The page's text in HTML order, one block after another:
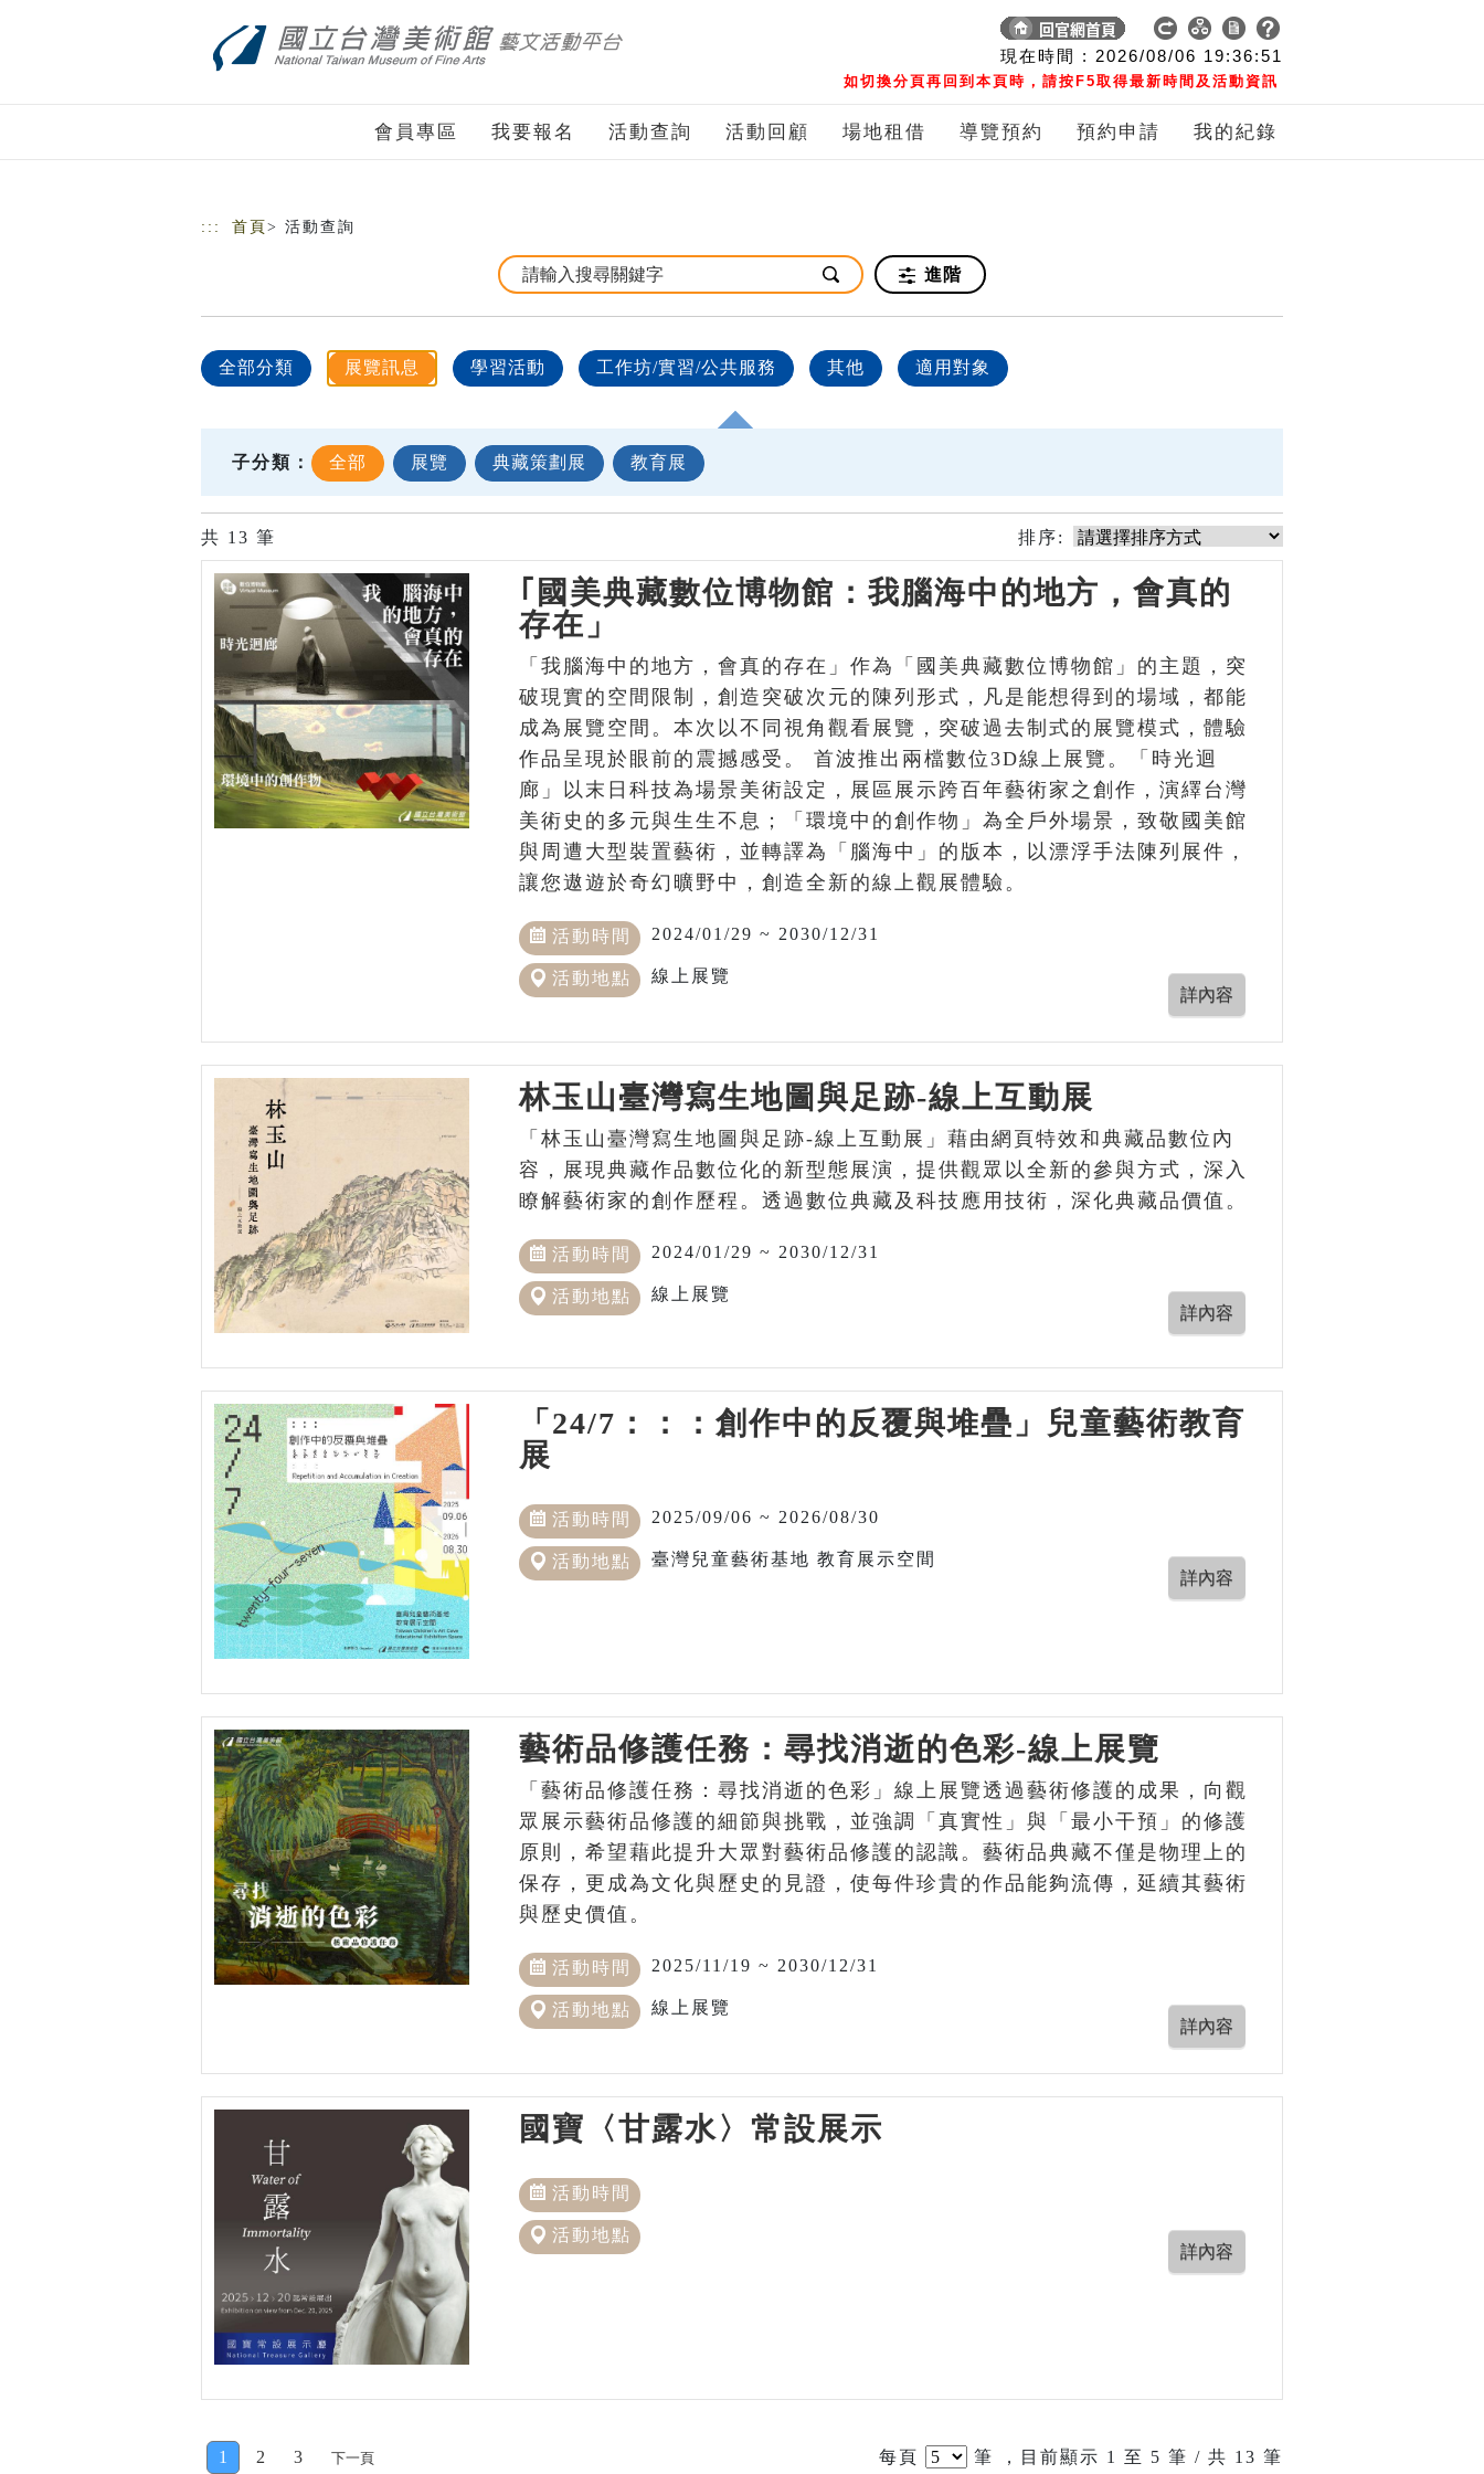
現在時間 : 2026/08/06 19:36:52
如切換分頁再回到本頁時，請按F5取得最新時間及活動資訊
會員專區 我要報名 活動查詢 活動回顧 場地租借 導覽預約 預約申請 我的紀錄
::: 首頁 > 活動查詢
進階
全部分類 展覽訊息 學習活動 工作坊/實習/公共服務 其他 適用對象
子分類： 全部 展覽 典藏策劃展 教育展
共 13 筆 排序:
｢國美典藏數位博物館：我腦海中的地方，會真的
存在」
「我腦海中的地方，會真的存在」作為「國美典藏數位博物館」的主題，突
破現實的空間限制，創造突破次元的陳列形式，凡是能想得到的場域，都能
成為展覽空間。本次以不同視角觀看展覽，突破過去制式的展覽模式，體驗
作品呈現於眼前的震撼感受。 首波推出兩檔數位3D線上展覽。「時光迴
廊」以末日科技為場景美術設定，展區展示跨百年藝術家之創作，演繹台灣
美術史的多元與生生不息；「環境中的創作物」為全戶外場景，致敬國美館
與周遭大型裝置藝術，並轉譯為「腦海中」的版本，以漂浮手法陳列展件，
讓您遨遊於奇幻曠野中，創造全新的線上觀展體驗。
活動時間 2024/01/29 ~ 2030/12/31
活動地點 線上展覽
林玉山臺灣寫生地圖與足跡-線上互動展
「林玉山臺灣寫生地圖與足跡-線上互動展」藉由網頁特效和典藏品數位內
容，展現典藏作品數位化的新型態展演，提供觀眾以全新的參與方式，深入
瞭解藝術家的創作歷程。透過數位典藏及科技應用技術，深化典藏品價值。
活動時間 2024/01/29 ~ 2030/12/31
活動地點 線上展覽
「24/7：：：創作中的反覆與堆疊」兒童藝術教育
展
活動時間 2025/09/06 ~ 2026/08/30
活動地點 臺灣兒童藝術基地 教育展示空間
藝術品修護任務：尋找消逝的色彩-線上展覽
「藝術品修護任務：尋找消逝的色彩」線上展覽透過藝術修護的成果，向觀
眾展示藝術品修護的細節與挑戰，並強調「真實性」與「最小干預」的修護
原則，希望藉此提升大眾對藝術品修護的認識。藝術品典藏不僅是物理上的
保存，更成為文化與歷史的見證，使每件珍貴的作品能夠流傳，延續其藝術
與歷史價值。
活動時間 2025/11/19 ~ 2030/12/31
活動地點 線上展覽
國寶〈甘露水〉常設展示
活動時間
活動地點
1 2 3 下一頁 每頁 筆 ，目前顯示 1 至 5 筆 / 共 13 筆